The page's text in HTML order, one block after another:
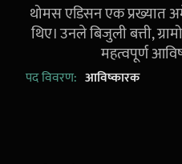
थोमस एडिसन एक प्रख्यात
थिए। उनले बिजुली बत्ती,
महत्वपूर्ण
पद विवरण: आविष्कारक